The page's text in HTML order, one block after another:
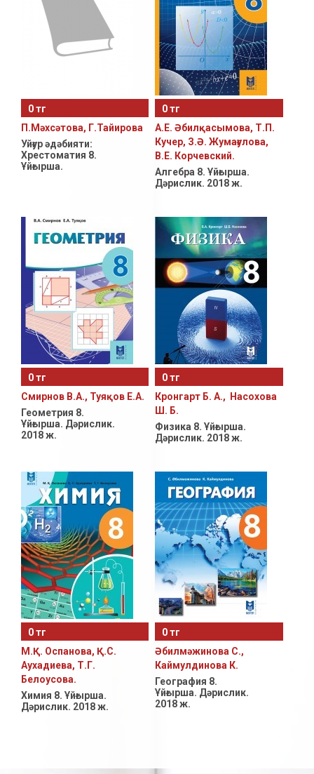
0 тг
П.Мәхсәтова, Г.Тайирова
Уйғур әдәбияти:
Хрестоматия 8.
Ұйғырша.
0 тг
А.Е. Әбилқасымова, Т.П.
Кучер, З.Ә. Жума­ғулова,
В.Е. Корчевский.
Алгебра 8. Ұйғырша.
Дәрислик. 2018 ж.
0 тг
Смирнов В.А., Туяқов Е.А.
Геометрия 8.
Ұйғырша. Дәрислик.
2018 ж.
0 тг
Кронгарт Б. А., Насохова
Ш. Б.
Физика 8. Ұйғырша.
Дәрислик. 2018 ж.
0 тг
М.Қ. Оспанова, Қ.С.
Аухадиева, Т.Г.
Белоусова.
Химия 8. Ұйғырша.
Дәрислик. 2018 ж.
0 тг
Әбилмәжинова С.,
Каймулдинова К.
География 8.
Ұйғырша. Дәрислик.
2018 ж.